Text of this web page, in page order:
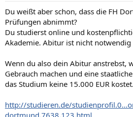
Du weißt aber schon, dass die FH
Prüfungen abnimmt?
Du studierst online und
Akademie. Abitur ist nicht notwendig
Wenn du also dein Abitur anstrebst,
Gebrauch machen und eine
das Studium keine 15.000 EUR kostet.
http://studieren.de/
dortmund.7638.123.html